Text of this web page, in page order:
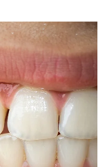
计送达日期8/9/26
预计送达日期 8/8/26
计送达日期8/8/26
计送达日期 8/10/26
计送达日期 8/11/26